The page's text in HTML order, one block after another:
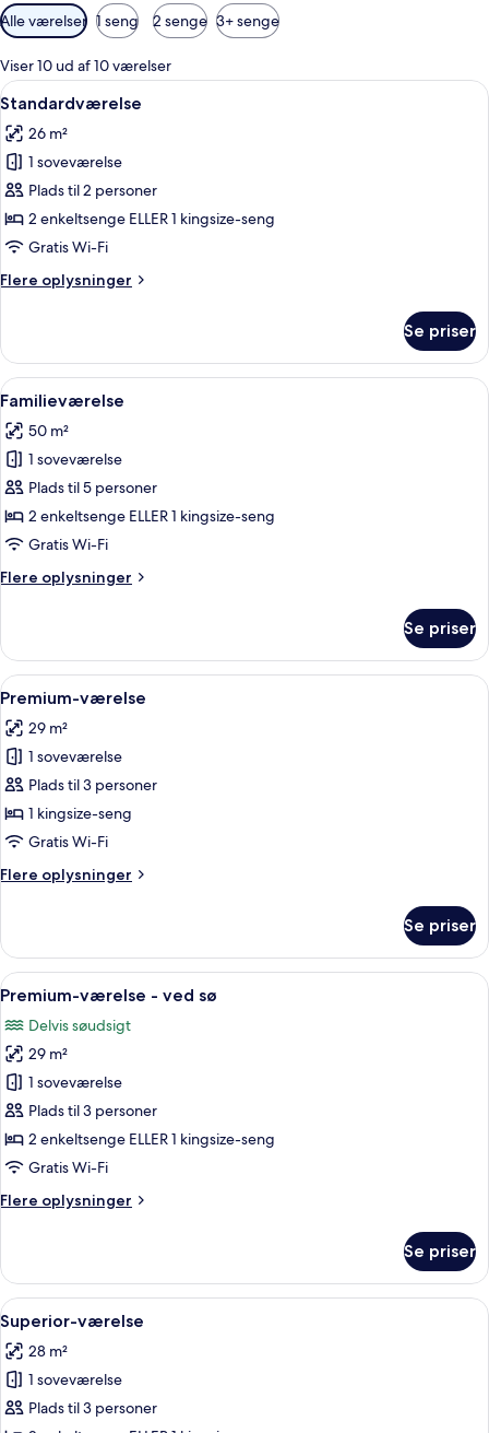
Tilgængelige
filtre
for
værelser
Alle værelser 1 seng 2 senge 3+ senge
Viser 10 ud af 10 værelser
Indlæs
alle
billeder
af
Standardværelse
Et hotelværelse med en
17
Standardværelse
26 m²
1 soveværelse
Plads til 2 personer
2 enkeltsenge ELLER 1 kingsize-seng
Gratis Wi-Fi
Flere oplysninger
Flere
Se priser
Indlæs
alle
billeder
af
Familieværelse
Et hotelværelse med bruser, seng,
10
Familieværelse
50 m²
1 soveværelse
Plads til 5 personer
2 enkeltsenge ELLER 1 kingsize-seng
Gratis Wi-Fi
Flere oplysninger
Flere
Se priser
Indlæs
alle
billeder
af
Premium-
værelse
Et moderne hotelværelse med en
14
Premium-værelse
29 m²
1 soveværelse
Plads til 3 personer
1 kingsize-seng
Gratis Wi-Fi
Flere oplysninger
Flere
værelse
Se priser
Indlæs
alle
billeder
af
Premium-
værelse
-
ved
Et moderne hotelværelse med seng,
10
Premium-værelse - ved sø
Delvis søudsigt
29 m²
1 soveværelse
Plads til 3 personer
2 enkeltsenge ELLER 1 kingsize-seng
Gratis Wi-Fi
Flere oplysninger
Flere
værelse
ved
Se priser
Indlæs
alle
billeder
af
Superior-
Et hotelværelse med en stor seng, et
12
Superior-værelse
28 m²
1 soveværelse
Plads til 3 personer